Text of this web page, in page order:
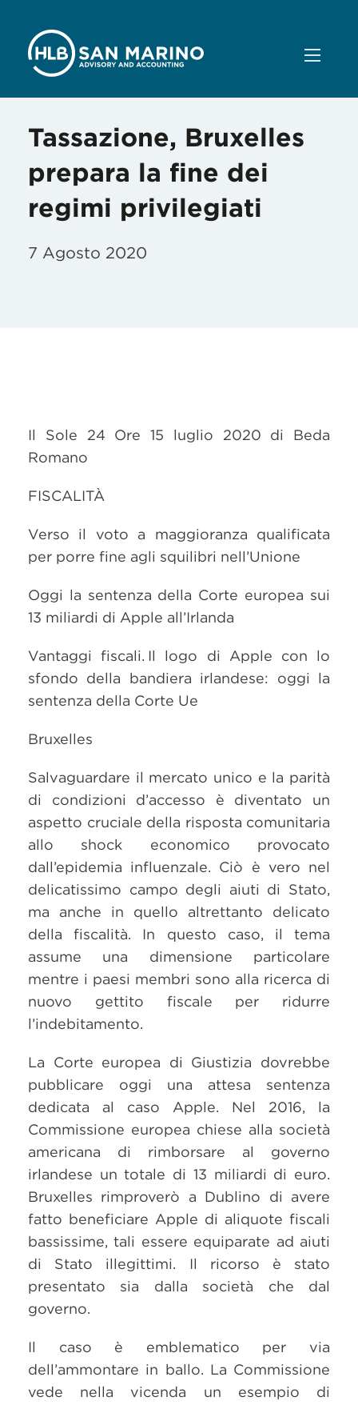
Tassazione, Bruxelles
prepara la fine dei
regimi privilegiati
7 Agosto 2020
Il Sole 24 Ore 15 luglio 2020 di Beda
Romano
FISCALITÀ
Verso il voto a maggioranza qualificata
per porre fine agli squilibri nell’Unione
Oggi la sentenza della Corte europea sui
13 miliardi di Apple all’Irlanda
Vantaggi fiscali. Il logo di Apple con lo
sfondo della bandiera irlandese: oggi la
sentenza della Corte Ue
Bruxelles
Salvaguardare il mercato unico e la parità
di condizioni d’accesso è diventato un
aspetto cruciale della risposta comunitaria
allo shock economico provocato
dall’epidemia influenzale. Ciò è vero nel
delicatissimo campo degli aiuti di Stato,
ma anche in quello altrettanto delicato
della fiscalità. In questo caso, il tema
assume una dimensione particolare
mentre i paesi membri sono alla ricerca di
nuovo gettito fiscale per ridurre
l’indebitamento.
La Corte europea di Giustizia dovrebbe
pubblicare oggi una attesa sentenza
dedicata al caso Apple. Nel 2016, la
Commissione europea chiese alla società
americana di rimborsare al governo
irlandese un totale di 13 miliardi di euro.
Bruxelles rimproverò a Dublino di avere
fatto beneficiare Apple di aliquote fiscali
bassissime, tali essere equiparate ad aiuti
di Stato illegittimi. Il ricorso è stato
presentato sia dalla società che dal
governo.
Il caso è emblematico per via
dell’ammontare in ballo. La Commissione
vede nella vicenda un esempio di